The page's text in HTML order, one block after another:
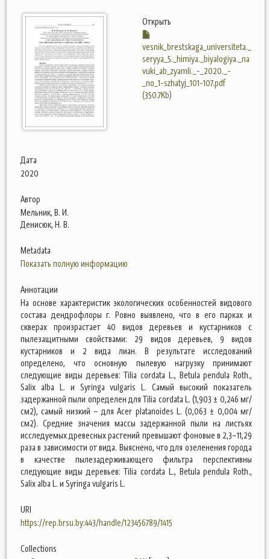
Открыть
vesnik_brestskaga_universiteta._
seryya_5._himiya._biyalogiya._na
vuki_ab_zyamli._-_2020._-
_no_1-szhatyj_101-107.pdf
(350.7Kb)
Дата
2020
Автор
Мельник, В. И.
Денисюк, Н. В.
Metadata
Показать полную информацию
Аннотации
На основе характеристик экологических особенностей видового
состава дендрофлоры г. Ровно выявлено, что в его парках и
скверах произрастает 40 видов деревьев и кустарников с
пылезащитными свойствами: 29 видов деревьев, 9 видов
кустарников и 2 вида лиан. В результате исследований
определено, что основную пылевую нагрузку принимают
следующие виды деревьев: Tilia cordata L., Betula pendula Roth.,
Salix alba L. и Syringa vulgaris L. Самый высокий показатель
задержанной пыли определен для Tilia cordata L. (1,903 ± 0,246 мг/
см2), самый низкий – для Acer platanoides L. (0,063 ± 0,004 мг/
см2). Средние значения массы задержанной пыли на листьях
исследуемых древесных растений превышают фоновые в 2,3–11,29
раза в зависимости от вида. Выяснено, что для озеленения города
в качестве пылезадерживающего фильтра перспективны
следующие виды деревьев: Tilia cordata L., Betula pendula Roth.,
Salix alba L. и Syringa vulgaris L.
URI
https://rep.brsu.by:443/handle/123456789/1415
Collections